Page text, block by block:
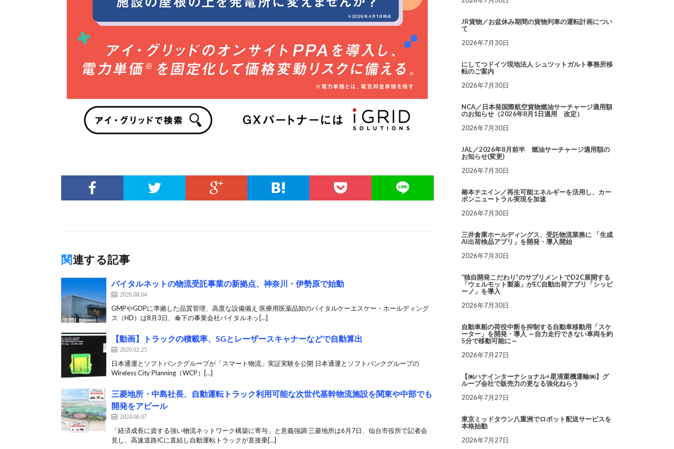
関連する記事
バイタルネットの物流受託事業の新拠点、神奈川・伊勢原で始動
2026.08.04
GMPやGDPに準拠した品質管理、高度な設備備え 医療用医薬品卸のバイタルケーエスケー・ホールディング
ス（HD）は8月3日、傘下の事業会社バイタルネッ[…]
【動画】トラックの積載率、5Gとレーザースキャナーなどで自動算出
2020.02.25
日本通運とソフトバンクグループが「スマート物流」実証実験を公開 日本通運とソフトバンクグループの
Wireless City Planning（WCP）[…]
三菱地所・中島社長、自動運転トラック利用可能な次世代基幹物流施設を関東や中部でも
開発をアピール
2024.06.07
「経済成長に資する強い物流ネットワーク構築に寄与」と意義強調 三菱地所は6月7日、仙台市役所で記者会
見し、高速道路ICに直結し自動運転トラックが直接乗[…]
JR貨物／お盆休み期間の貨物列車の運転計画につい
て
2026年7月30日
にしてつドイツ現地法人 シュツットガルト事務所移
転のご案内
2026年7月30日
NCA／日本発国際航空貨物燃油サーチャージ適用額
のお知らせ（2026年8月1日適用 改定）
2026年7月30日
JAL／2026年8月前半 燃油サーチャージ適用額の
お知らせ(変更)
2026年7月30日
椿本チエイン／再生可能エネルギーを活用し、カー
ボンニュートラル実現を加速
2026年7月30日
三井倉庫ホールディングス、受託物流業務に 「生成
AI出荷検品アプリ」を開発・導入開始
2026年7月30日
“独自開発こだわり”のサプリメントでD2C展開する
「ウェルモット製薬」がEC自動出荷アプリ「シッピ
ーノ」を導入
2026年7月30日
自動車船の荷役中断を抑制する自動車移動用「スケ
ーター」を開発・導入 ～自力走行できない車両を約
5分で移動可能に～
2026年7月27日
【㈱ハナインターナショナル×星清重機運輸㈱】グ
ループ会社で販売力の更なる強化ねらう
2026年7月27日
東京ミッドタウン八重洲でロボット配送サービスを
本格始動
2026年7月27日